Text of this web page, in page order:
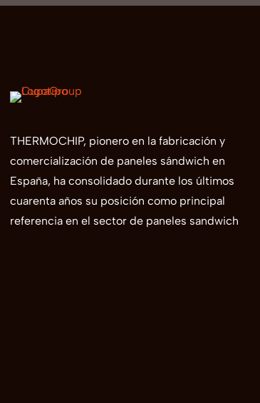
THERMOCHIP, pionero en la fabricación y
comercialización de paneles sándwich en
España, ha consolidado durante los últimos
cuarenta años su posición como principal
referencia en el sector de paneles sandwich